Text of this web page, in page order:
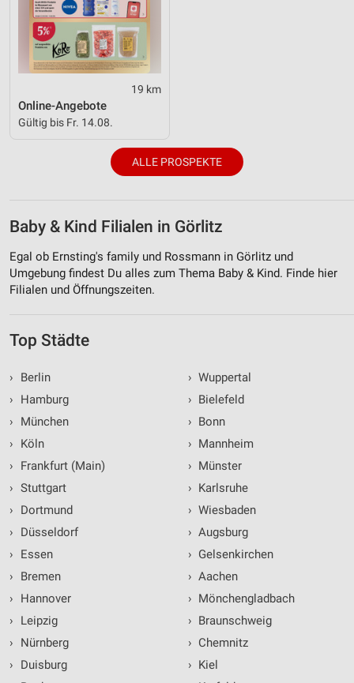
19 km
Online-Angebote
Gültig bis Fr. 14.08.
ALLE PROSPEKTE
Baby & Kind Filialen in Görlitz
Egal ob Ernsting's family und Rossmann in Görlitz und
Umgebung findest Du alles zum Thema Baby & Kind. Finde hier
Filialen und Öffnungszeiten.
Top Städte
›
Berlin
›
Hamburg
›
München
›
Köln
›
Frankfurt (Main)
› Stuttgart
›
Dortmund
›
Düsseldorf
›
Essen
›
Bremen
›
Hannover
›
Leipzig
›
Nürnberg
›
Duisburg
› Wuppertal
› Bielefeld
› Bonn
› Mannheim
› Münster
› Karlsruhe
› Wiesbaden
› Augsburg
› Gelsenkirchen
› Aachen
› Mönchengladbach
› Braunschweig
› Chemnitz
› Kiel
Entwicklung und Verbesserung der Angebote
Verwendung reduzierter Daten zur Auswahl von
Inhalten
IAB-Besonderheiten:
Verwendung genauer Standortdaten
Geräte anhand von aktiv angeforderten
Informationen identifizieren
Notwendig
Performance
Funktional